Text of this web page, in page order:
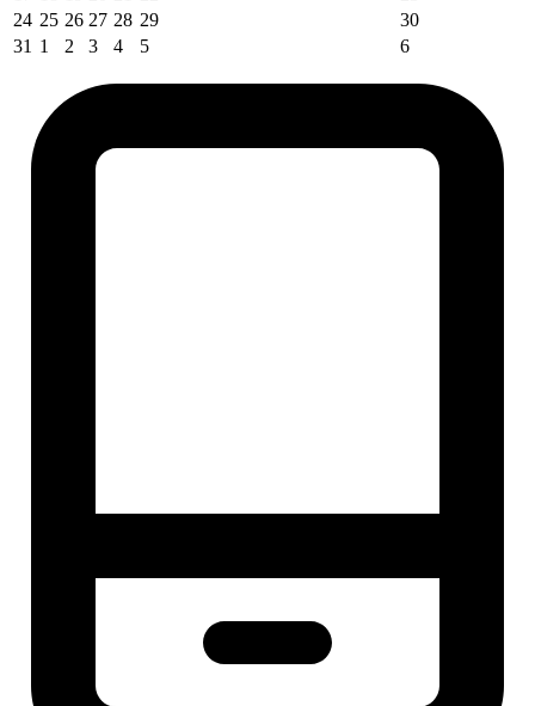
24 25 26 27 28 29
30
31 1 2 3 4 5 6